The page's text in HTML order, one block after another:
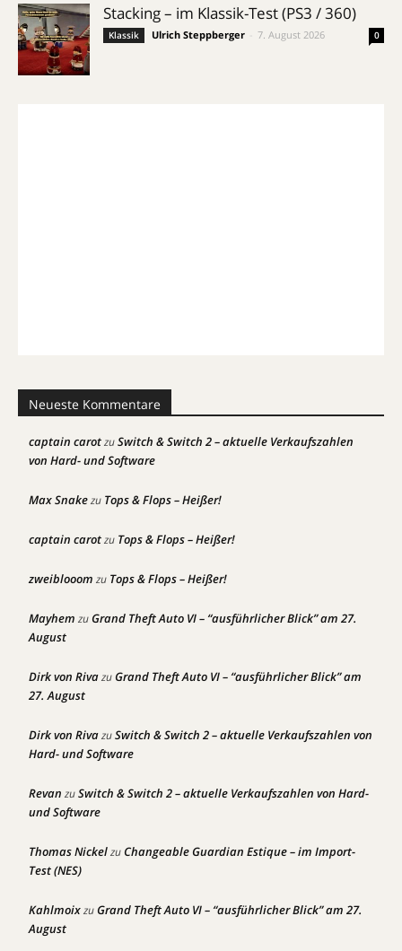
Stacking – im Klassik-Test (PS3 / 360)
Klassik Ulrich Steppberger 7. August 2026 0
Neueste Kommentare
captain carotzuSwitch & Switch 2 – aktuelle Verkaufszahlen
von Hard- und Software
Max Snakezu Tops & Flops – Heißer!
captain carotzu Tops & Flops – Heißer!
zweiblooom zu Tops & Flops – Heißer!
Mayhem zuGrand Theft Auto VI – “ausführlicher Blick” am 27.
August
Dirk von RivazuGrand Theft Auto VI – “ausführlicher Blick” am
27. August
Dirk von RivazuSwitch & Switch 2 – aktuelle Verkaufszahlen von
Hard- und Software
Revan zuSwitch & Switch 2 – aktuelle Verkaufszahlen von Hard-
und Software
Thomas NickelzuChangeable Guardian Estique – im Import-
Test (NES)
KahlmoixzuGrand Theft Auto VI – “ausführlicher Blick” am 27.
August